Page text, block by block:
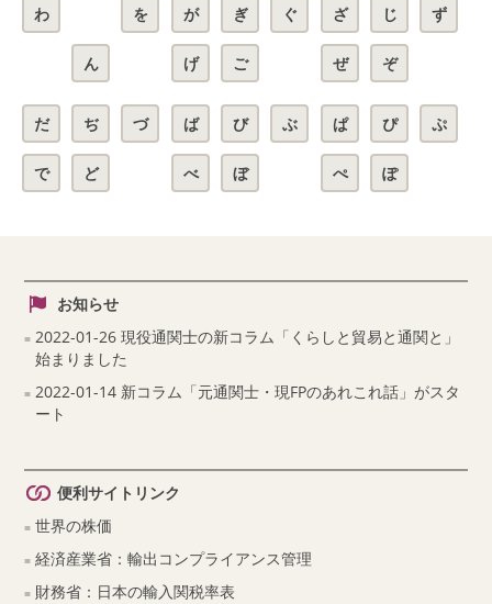
わ を
ん
が ぎ ぐ
げ ご
ざ じ ず
ぜ ぞ
だ ぢ づ
で ど
ば び ぶ
べ ぼ
ぱ ぴ ぷ
ぺ ぽ
お知らせ
2022-01-26 現役通関士の新コラム「くらしと貿易と通関と」
始まりました
2022-01-14 新コラム「元通関士・現FPのあれこれ話」がスタ
ート
便利サイトリンク
世界の株価
経済産業省：輸出コンプライアンス管理
財務省：日本の輸入関税率表